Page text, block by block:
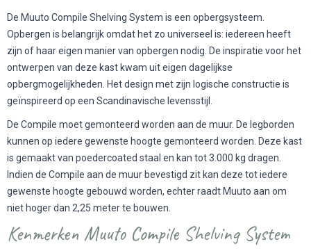
De Muuto Compile Shelving System is een opbergsysteem.
Opbergen is belangrijk omdat het zo universeel is: iedereen heeft
zijn of haar eigen manier van opbergen nodig. De inspiratie voor het
ontwerpen van deze kast kwam uit eigen dagelijkse
opbergmogelijkheden. Het design met zijn logische constructie is
geïnspireerd op een Scandinavische levensstijl.
De Compile moet gemonteerd worden aan de muur. De legborden
kunnen op iedere gewenste hoogte gemonteerd worden. Deze kast
is gemaakt van poedercoated staal en kan tot 3.000 kg dragen.
Indien de Compile aan de muur bevestigd zit kan deze tot iedere
gewenste hoogte gebouwd worden, echter raadt Muuto aan om
niet hoger dan 2,25 meter te bouwen.
Kenmerken Muuto Compile Shelving System